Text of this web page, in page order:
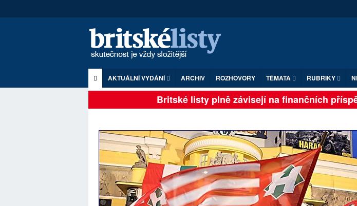
AKTUÁLNÍ VYDÁNÍ ARCHIV ROZHOVORY TÉMATA RUBRIKY
Britské listy plně závisejí na finančních